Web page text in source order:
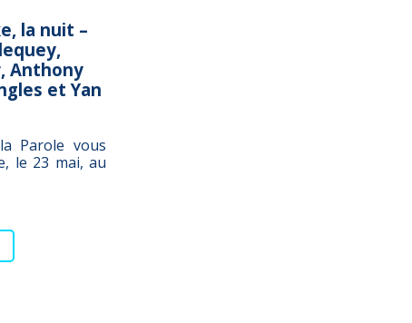
la nuit –
Anthony
et Yan
Parole vous
le 23 mai, au